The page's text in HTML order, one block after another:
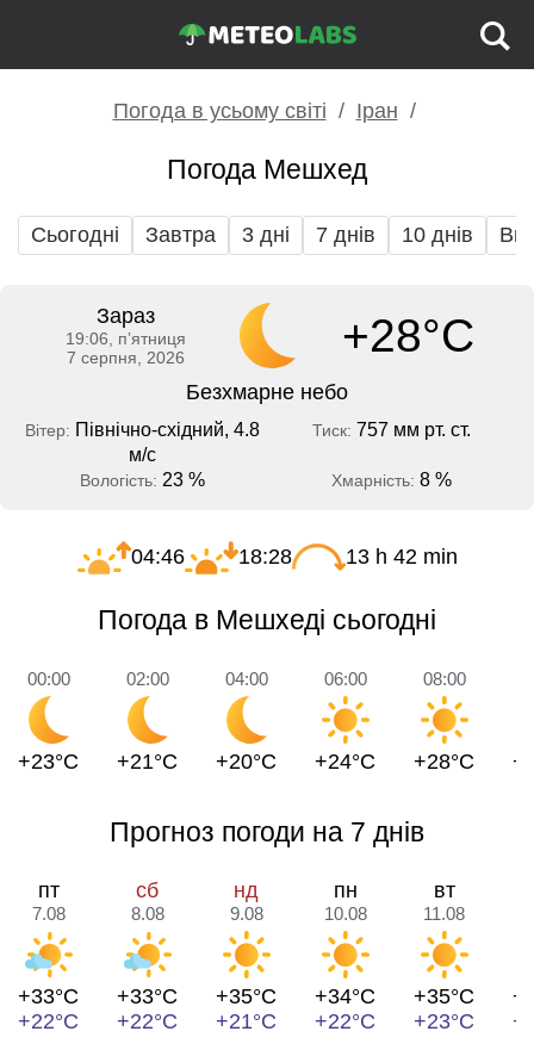
Погода в усьому світі Іран
Погода Мешхед
Сьогодні Завтра 3 дні 7 днів 10 днів
Зараз
19:06, пʼятниця
7 серпня, 2026
+28°C
Безхмарне небо
Вітер: Північно-східний, 4.8
м/с
Тиск: 757 мм рт. ст.
Вологість: 23 % Хмарність: 8 %
04:46 18:28 13 h 42 min
Погода в Мешхеді сьогодні
00:00
+23°C
02:00
+21°C
04:00
+20°C
06:00
+24°C
08:00
+28°C
Прогноз погоди на 7 днів
пт
7.08
+33°C
+22°C
сб
8.08
+33°C
+22°C
нд
9.08
+35°C
+21°C
пн
10.08
+34°C
+22°C
вт
11.08
+35°C
+23°C